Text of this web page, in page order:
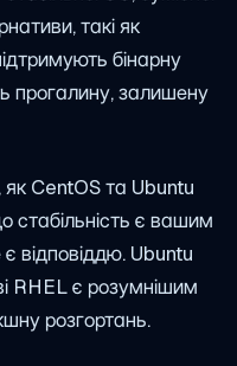
такі як
бінарну
прогалину, залишену
CentOS та Ubuntu
стабільність є вашим
відповіддю. Ubuntu
RHEL є розумнішим
розгортань.